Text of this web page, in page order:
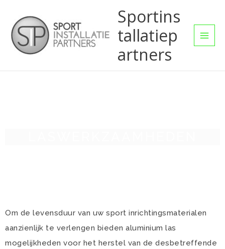
inhoud
Sportins
tallatiep
artners
Om de levensduur van uw sport inrichtingsmaterialen
aanzienlijk te verlengen bieden aluminium las
mogelijkheden voor het herstel van de desbetreffende